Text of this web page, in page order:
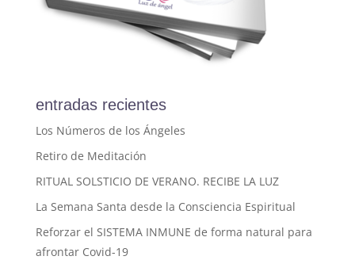
entradas recientes
Los Números de los Ángeles
Retiro de Meditación
RITUAL SOLSTICIO DE VERANO. RECIBE LA LUZ
La Semana Santa desde la Consciencia Espiritual
Reforzar el SISTEMA INMUNE de forma natural para
afrontar Covid-19